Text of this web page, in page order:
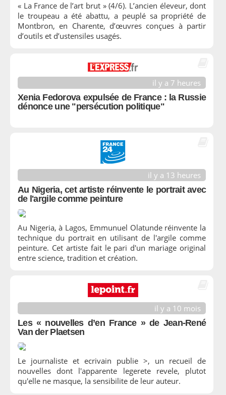
« La France de l’art brut » (4/6). L’ancien éleveur, dont
le troupeau a été abattu, a peuplé sa propriété de
Montbron, en Charente, d’œuvres conçues à partir
d’outils et d’ustensiles usagés.
il y a 7 heures
Xenia Fedorova expulsée de France : la Russie
dénonce une "persécution politique"
il y a 13 heures
Au Nigeria, cet artiste réinvente le portrait avec
de l'argile comme peinture
Au Nigeria, à Lagos, Emmunuel Olatunde réinvente la
technique du portrait en utilisant de l'argile comme
peinture. Cet artiste fait le pari d'un mariage original
entre science, tradition et création.
il y a 10 mois
Les « nouvelles d’en France » de Jean-René
Van der Plaetsen
Le journaliste et ecrivain publie >, un recueil de
nouvelles dont l'apparente legerete revele, plutot
qu'elle ne masque, la sensibilite de leur auteur.